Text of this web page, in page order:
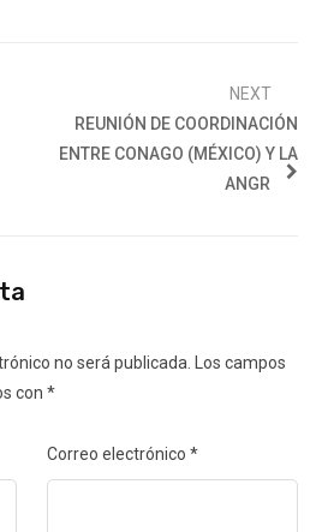
NEXT
REUNIÓN DE COORDINACIÓN
ENTRE CONAGO (MÉXICO) Y LA
ANGR
no será publicada.
Los campos
con *
Correo electrónico *